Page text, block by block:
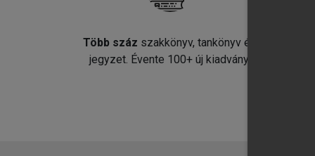
Több száz szakkönyv, tankönyv és
jegyzet. Évente 100+ új kiadvány.